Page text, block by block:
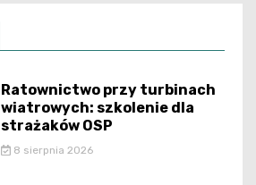
Ratownictwo przy turbinach
wiatrowych: szkolenie dla
strażaków OSP
8 sierpnia 2026